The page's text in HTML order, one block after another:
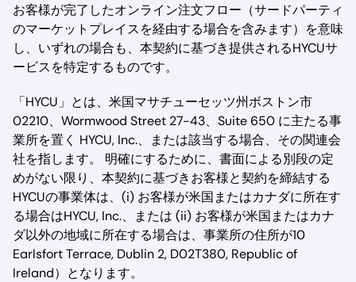
お客様が完了したオンライン注文フロー（サードパーティ
のマーケットプレイスを経由する場合を含みます）を意味
し、いずれの場合も、本契約に基づき提供されるHYCUサ
ービスを特定するものです。
「HYCU」とは、米国マサチューセッツ州ボストン市
02210、Wormwood Street 27-43、Suite 650 に主たる事
業所を置く HYCU, Inc.、または該当する場合、その関連会
社を指します。 明確にするために、書面による別段の定
めがない限り、本契約に基づきお客様と契約を締結する
HYCUの事業体は、(i) お客様が米国またはカナダに所在す
る場合はHYCU, Inc.、または (ii) お客様が米国またはカナ
ダ以外の地域に所在する場合は、事業所の住所が10
Earlsfort Terrace, Dublin 2, D02T380, Republic of
Ireland）となります。